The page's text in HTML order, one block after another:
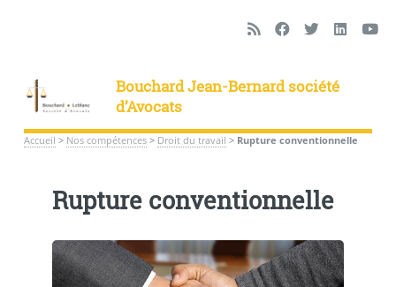
Bouchard Jean-Bernard société
d’Avocats
Accueil > Nos compétences> Droit du travail > Rupture conventionnelle
Rupture conventionnelle